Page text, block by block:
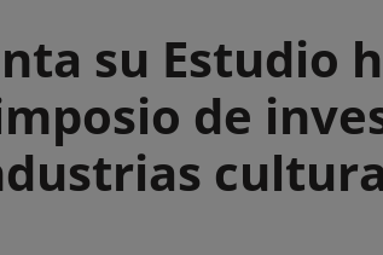
su Estudio
de